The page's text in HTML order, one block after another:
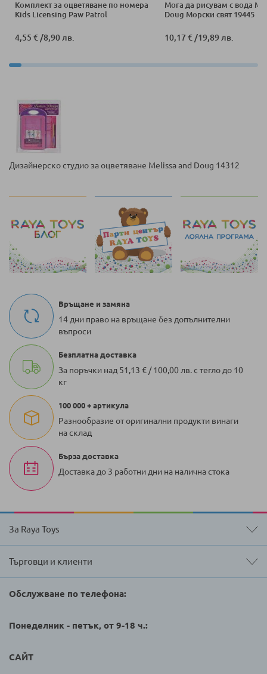
Комплект за оцветяване по номера
Kids Licensing Paw Patrol
4,55 €/8,90 лв.
Мога да рисувам с вода
Doug Морски свят 19445
10,17 €/19,89 лв.
Дизайнерско студио за оцветяване Melissa and Doug 14312
Връщане и замяна
14 дни право на връщане без допълнителни
въпроси
Безплатна доставка
За поръчки над 51,13 € / 100,00 лв. с тегло до 10
кг
100 000 + артикула
Разнообразие от оригинални продукти винаги
на склад
Бърза доставка
Доставка до 3 работни дни на налична стока
За Raya Toys
Търговци и клиенти
Обслужване по телефона:
Понеделник - петък, от 9-18 ч.:
САЙТ